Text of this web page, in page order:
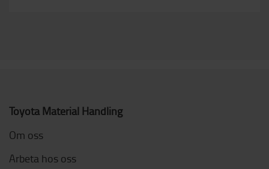
Toyota Material Handling
Om oss
Arbeta hos oss